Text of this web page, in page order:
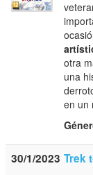
otra
una
en un
30/1/2023 Trek